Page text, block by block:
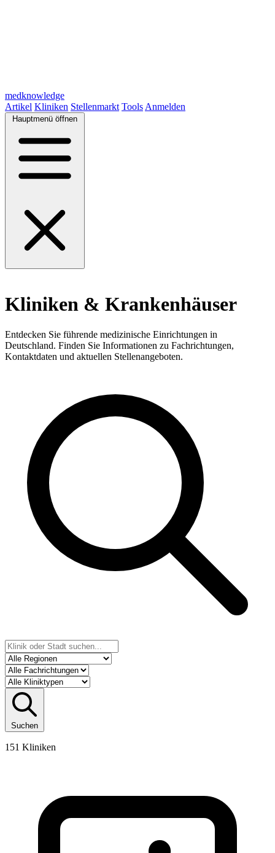
medknowledge
Artikel Kliniken Stellenmarkt Tools Anmelden
Hauptmenü öffnen
Kliniken & Krankenhäuser
Entdecken Sie führende medizinische Einrichtungen in
Deutschland. Finden Sie Informationen zu Fachrichtungen,
Kontaktdaten und aktuellen Stellenangeboten.
Suchen
151 Kliniken